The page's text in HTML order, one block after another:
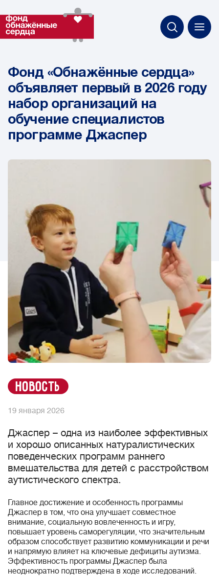
Фонд «Обнажённые сердца»
объявляет первый в 2026 году
набор организаций на
обучение специалистов
программе Джаспер
новость
19 января 2026
Джаспер – одна из наиболее эффективных
и хорошо описанных натуралистических
поведенческих программ раннего
вмешательства для детей с расстройством
аутистического спектра.
Главное достижение и особенность программы
Джаспер в том, что она улучшает совместное
внимание, социальную вовлеченность и игру,
повышает уровень саморегуляции, что значительным
образом способствует развитию коммуникации и речи
и напрямую влияет на ключевые дефициты аутизма.
Эффективность программы Джаспер была
неоднократно подтверждена в ходе исследований.